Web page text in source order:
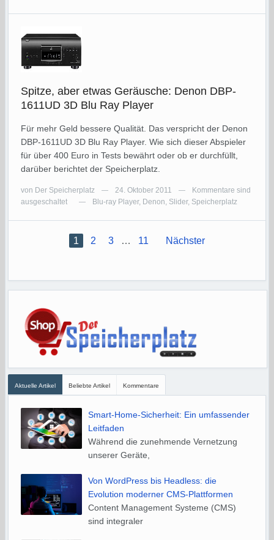
Spitze, aber etwas Geräusche: Denon DBP-
1611UD 3D Blu Ray Player
Für mehr Geld bessere Qualität. Das verspricht der Denon
DBP-1611UD 3D Blu Ray Player. Wie sich dieser Abspieler
für über 400 Euro in Tests bewährt oder ob er durchfüllt,
darüber berichtet der Speicherplatz.
von Der Speicherplatz — 24. Oktober 2011 —
Kommentare sind
ausgeschaltet
— Blu-ray Player, Denon, Slider, Speicherplatz
1 2 3 … 11 Nächster
Aktuelle Artikel Beliebte Artikel Kommentare
Smart-Home-Sicherheit: Ein umfassender
Leitfaden
Während die zunehmende Vernetzung
unserer Geräte,
Von WordPress bis Headless: die
Evolution moderner CMS-Plattformen
Content Management Systeme (CMS)
sind integraler